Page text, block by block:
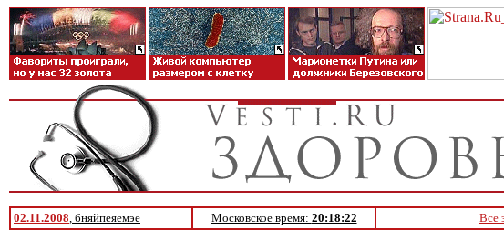
02.11.2008, бняйпеяемэе Московское время: 20:18:22 Все